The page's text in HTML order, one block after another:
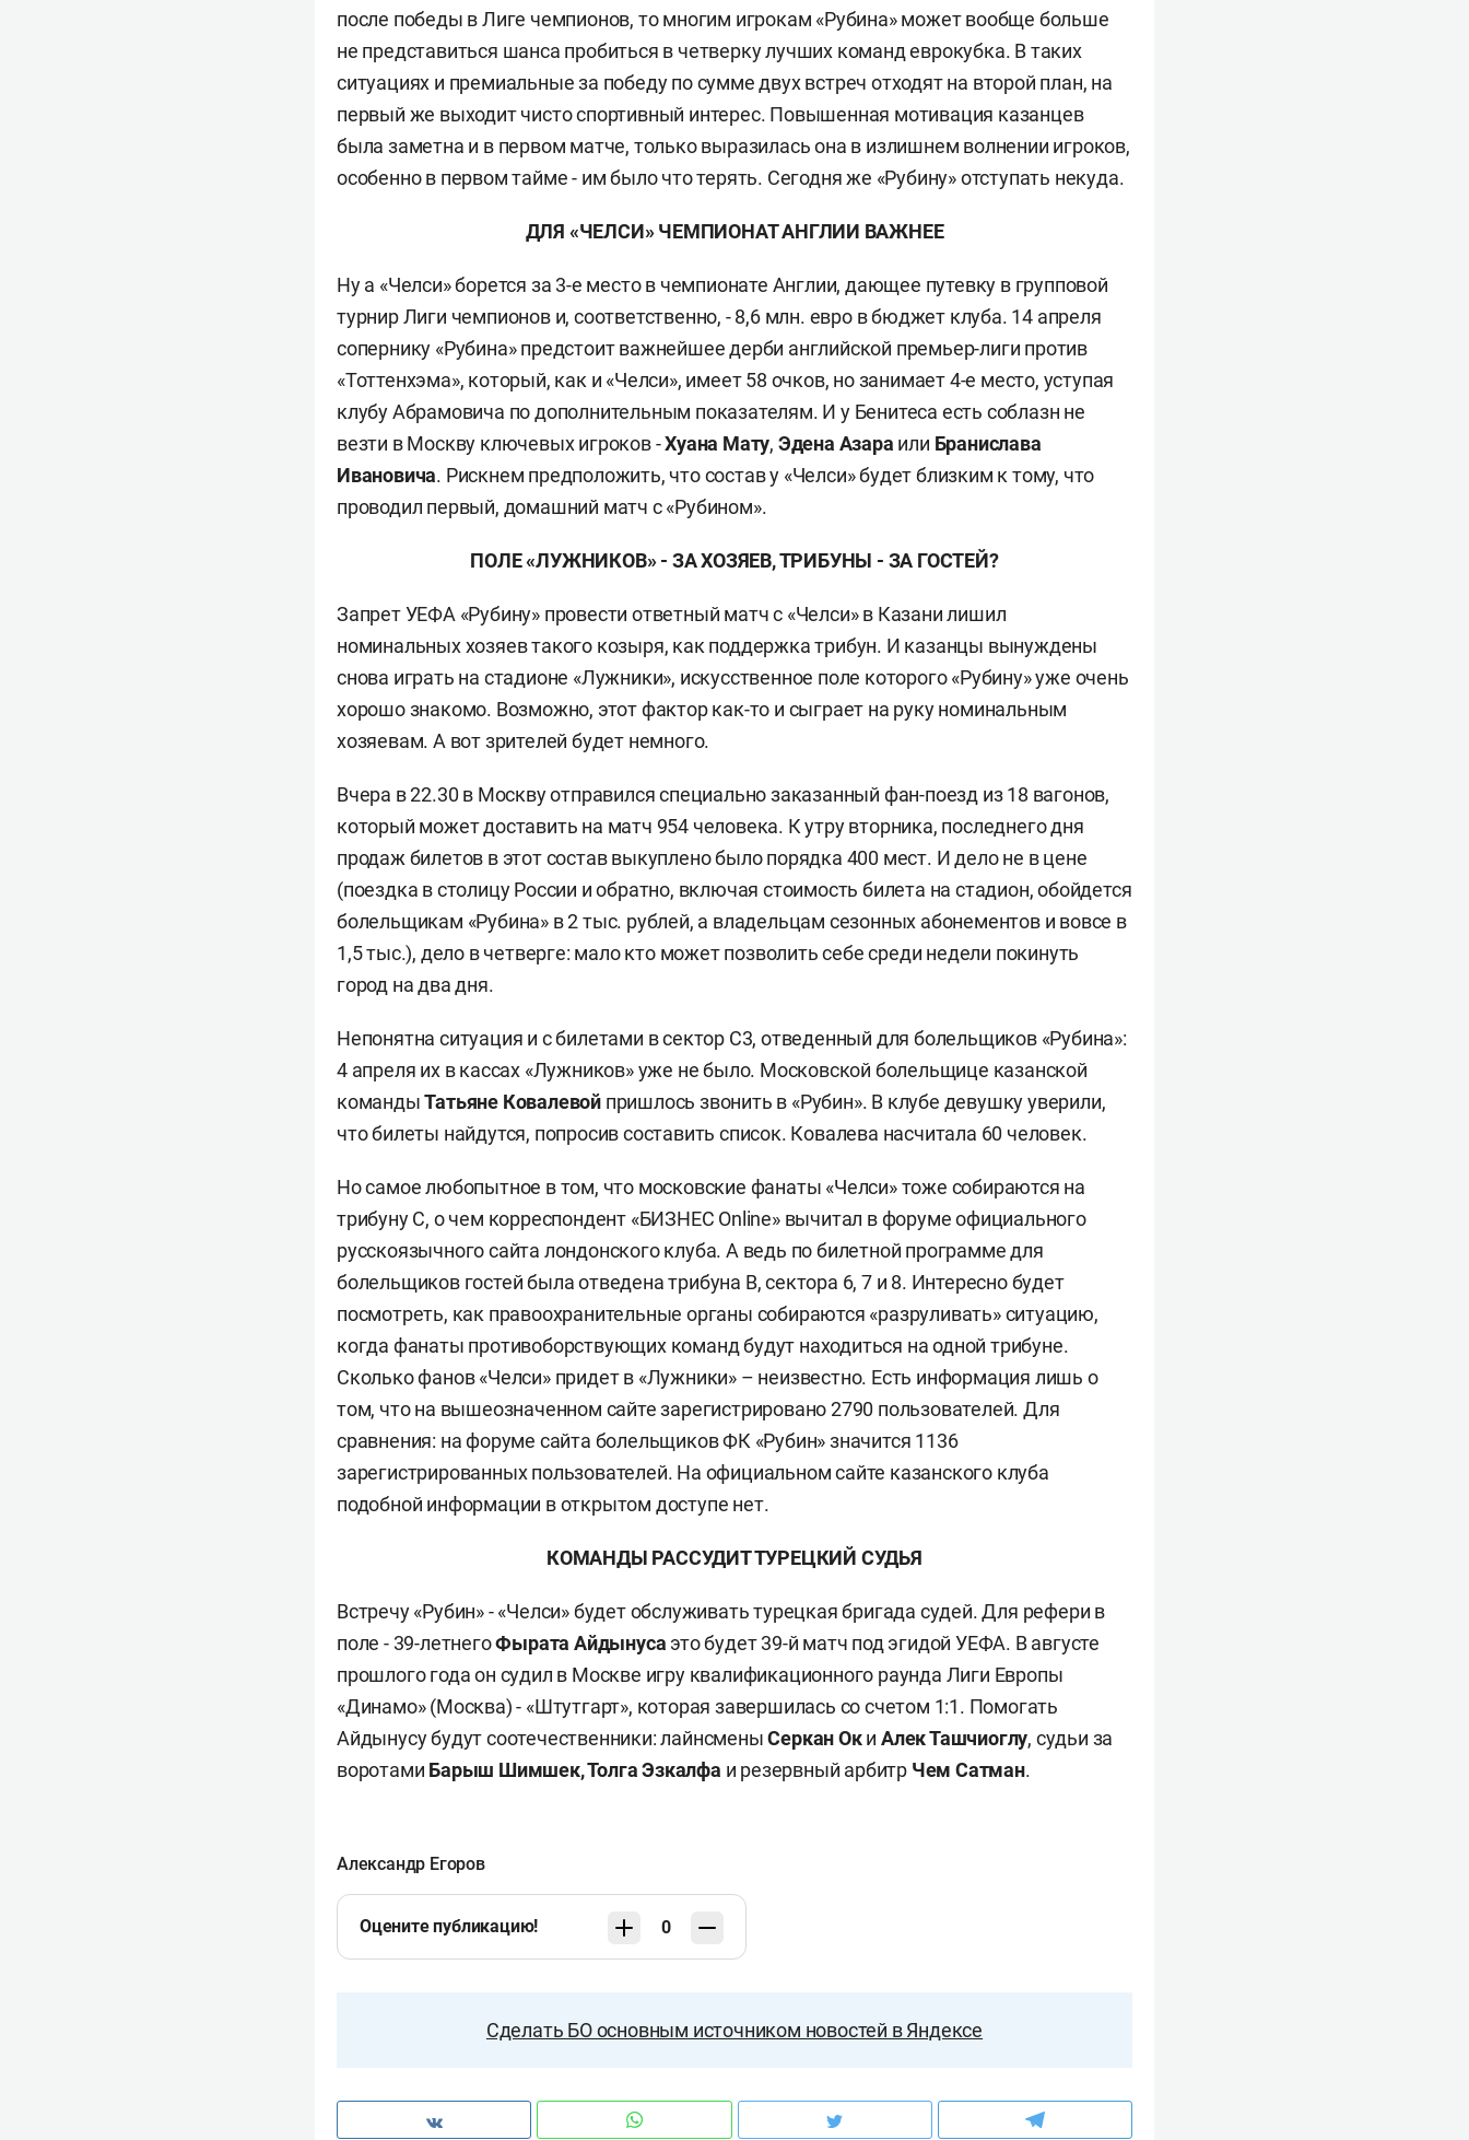
после победы в Лиге чемпионов, то многим игрокам «Рубина» может вообще больше
не представиться шанса пробиться в четверку лучших команд еврокубка. В таких
ситуациях и премиальные за победу по сумме двух встреч отходят на второй план, на
первый же выходит чисто спортивный интерес. Повышенная мотивация казанцев
была заметна и в первом матче, только выразилась она в излишнем волнении игроков,
особенно в первом тайме - им было что терять. Сегодня же «Рубину» отступать некуда.
ДЛЯ «ЧЕЛСИ» ЧЕМПИОНАТ АНГЛИИ ВАЖНЕЕ
Ну а «Челси» борется за 3-е место в чемпионате Англии, дающее путевку в групповой
турнир Лиги чемпионов и, соответственно, - 8,6 млн. евро в бюджет клуба. 14 апреля
сопернику «Рубина» предстоит важнейшее дерби английской премьер-лиги против
«Тоттенхэма», который, как и «Челси», имеет 58 очков, но занимает 4-е место, уступая
клубу Абрамовича по дополнительным показателям. И у Бенитеса есть соблазн не
везти в Москву ключевых игроков -Хуана Мату, Эдена Азара или Бранислава
Ивановича. Рискнем предположить, что состав у «Челси» будет близким к тому, что
проводил первый, домашний матч с «Рубином».
ПОЛЕ «ЛУЖНИКОВ» - ЗА ХОЗЯЕВ, ТРИБУНЫ - ЗА ГОСТЕЙ?
Запрет УЕФА «Рубину» провести ответный матч с «Челси» в Казани лишил
номинальных хозяев такого козыря, как поддержка трибун. И казанцы вынуждены
снова играть на стадионе «Лужники», искусственное поле которого «Рубину» уже очень
хорошо знакомо. Возможно, этот фактор как-то и сыграет на руку номинальным
хозяевам. А вот зрителей будет немного.
Вчера в 22.30 в Москву отправился специально заказанный фан-поезд из 18 вагонов,
который может доставить на матч 954 человека. К утру вторника, последнего дня
продаж билетов в этот состав выкуплено было порядка 400 мест. И дело не в цене
(поездка в столицу России и обратно, включая стоимость билета на стадион, обойдется
болельщикам «Рубина» в 2 тыс. рублей, а владельцам сезонных абонементов и вовсе в
1,5 тыс.), дело в четверге: мало кто может позволить себе среди недели покинуть
город на два дня.
Непонятна ситуация и с билетами в сектор С3, отведенный для болельщиков «Рубина»:
4 апреля их в кассах «Лужников» уже не было. Московской болельщице казанской
командыТатьяне Ковалевой пришлось звонить в «Рубин». В клубе девушку уверили,
что билеты найдутся, попросив составить список. Ковалева насчитала 60 человек.
Но самое любопытное в том, что московские фанаты «Челси» тоже собираются на
трибуну С, о чем корреспондент «БИЗНЕС Online» вычитал в форуме официального
русскоязычного сайта лондонского клуба. А ведь по билетной программе для
болельщиков гостей была отведена трибуна В, сектора 6, 7 и 8. Интересно будет
посмотреть, как правоохранительные органы собираются «разруливать» ситуацию,
когда фанаты противоборствующих команд будут находиться на одной трибуне.
Сколько фанов «Челси» придет в «Лужники» – неизвестно. Есть информация лишь о
том, что на вышеозначенном сайте зарегистрировано 2790 пользователей. Для
сравнения: на форуме сайта болельщиков ФК «Рубин» значится 1136
зарегистрированных пользователей. На официальном сайте казанского клуба
подобной информации в открытом доступе нет.
КОМАНДЫ РАССУДИТ ТУРЕЦКИЙ СУДЬЯ
Встречу «Рубин» - «Челси» будет обслуживать турецкая бригада судей. Для рефери в
поле - 39-летнегоФырата Айдынуса это будет 39-й матч под эгидой УЕФА. В августе
прошлого года он судил в Москве игру квалификационного раунда Лиги Европы
«Динамо» (Москва) - «Штутгарт», которая завершилась со счетом 1:1. Помогать
Айдынусу будут соотечественники: лайнсменыСеркан ОкиАлек Ташчиоглу, судьи за
воротами Барыш Шимшек, Толга Эзкалфа и резервный арбитр Чем Сатман.
Александр Егоров
Оцените публикацию! 0
Сделать БО основным источником новостей в Яндексе